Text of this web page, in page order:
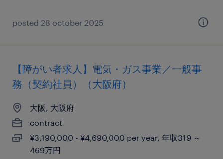
posted 28 october 2025
【障がい者求人】電気・ガス事業／一般事
務（契約社員）（大阪府）
大阪, 大阪府
contract
¥3,190,000 - ¥4,690,000 per year, 年収319 ～
469万円